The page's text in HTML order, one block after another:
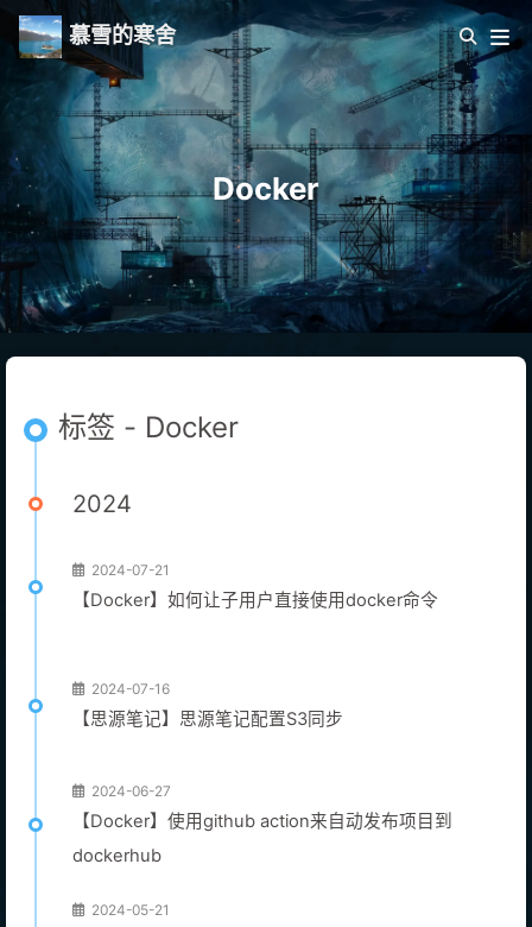
慕雪的寒舍
Docker
标签 - Docker
2024
2024-07-21
【Docker】如何让子用户直接使用docker命令
2024-07-16
【思源笔记】思源笔记配置S3同步
2024-06-27
【Docker】使用github action来自动发布项目到
dockerhub
2024-05-21